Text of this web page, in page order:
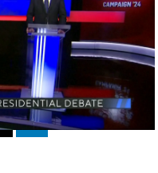
07:58
07:48
Linkedin